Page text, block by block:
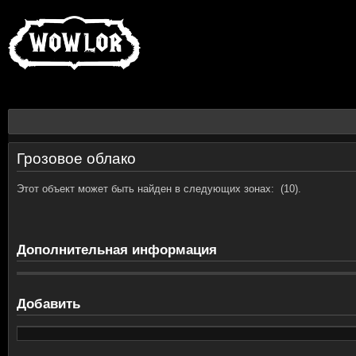
Грозовое облако
Этот объект может быть найден в следующих зонах: (10).
Дополнительная информация
Добавить